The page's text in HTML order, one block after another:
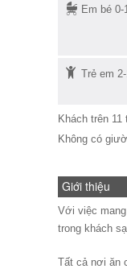
Em bé 0-
Trẻ em
Khách trên
Không có
Giới thiệu
Với việc
trong khách
Tất cả nơi ăn